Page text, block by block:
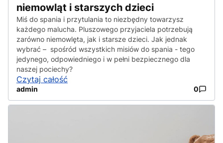
niemowląt i starszych dzieci
Miś do spania i przytulania to niezbędny towarzysz
każdego malucha. Pluszowego przyjaciela potrzebują
zarówno niemowlęta, jak i starsze dzieci. Jak jednak
wybrać – spośród wszystkich misiów do spania - tego
jedynego, odpowiedniego i w pełni bezpiecznego dla
naszej pociechy?
Czytaj całość
admin 0